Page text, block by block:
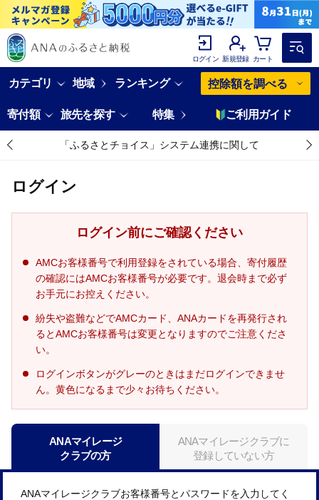
ログイン 新規登録 カート
カテゴリ 地域 ランキング 控除額を調べる
寄付額 旅先を探す 特集 ご利用ガイド
「ふるさとチョイス」システム連携に関して
ログイン
ログイン前にご確認ください
AMCお客様番号で利用登録をされている場合、寄付履歴
の確認にはAMCお客様番号が必要です。退会時まで必ず
お手元にお控えください。
紛失や盗難などでAMCカード、ANAカードを再発行され
るとAMCお客様番号は変更となりますのでご注意くださ
い。
ログインボタンがグレーのときはまだログインできませ
ん。黄色になるまで少々お待ちください。
ANAマイレージ
クラブの方
ANAマイレージクラブに
登録していない方
ANAマイレージクラブお客様番号とパスワードを入力してく